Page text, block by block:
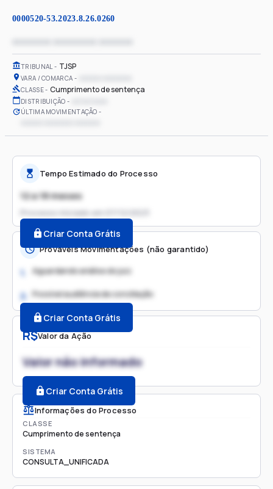
0000520-53.2023.8.26.0260
TRIBUNAL TJSP
VARA / COMARCA
CLASSE Cumprimento de sentença
DISTRIBUIÇÃO
ÚLTIMA MOVIMENTAÇÃO
R$Valor da Ação
Valor não informado
Criar Conta Grátis
Informações do Processo
CLASSE
Cumprimento de sentença
SISTEMA
CONSULTA_UNIFICADA
Tempo Estimado do Processo
12 a 18 meses
Processo iniciado em
Criar Conta Grátis
Prováveis Movimentações (não garantido)
1. Aguardando análise do juiz
2. Possível audiência de conciliação
Criar Conta Grátis